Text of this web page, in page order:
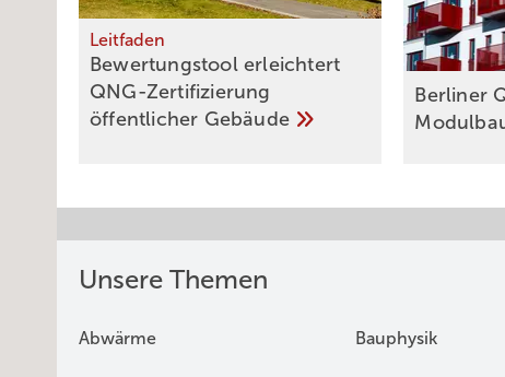
Leitfaden
Bewertungstool erleichtert
QNG-­Zertifizierung
öffentlicher ­Gebäude
Berliner
Unsere Themen
Abwärme Bauphysik